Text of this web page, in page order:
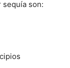
son: